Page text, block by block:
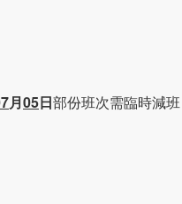
月05日部份班次需臨時減班